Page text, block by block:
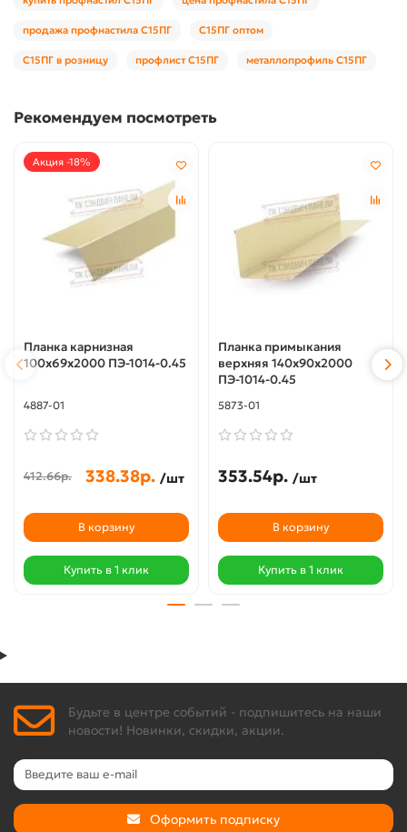
продажа профнастила С15ПГ С15ПГ оптом
С15ПГ в розницу профлист С15ПГ металлопрофиль С15ПГ
Рекомендуем посмотреть
Акция -18%
Планка карнизная
100х69х2000 ПЭ-1014-0.45
4887-01
412.66р. 338.38р. /шт
В корзину
Купить в 1 клик
Планка примыкания
верхняя 140х90х2000
ПЭ-1014-0.45
5873-01
353.54р. /шт
В корзину
Купить в 1 клик
Будьте в центре событий - подпишитесь на наши
новости! Новинки, скидки, акции.
Оформить подписку